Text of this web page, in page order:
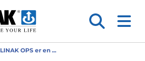
LINAK OPS er en ...